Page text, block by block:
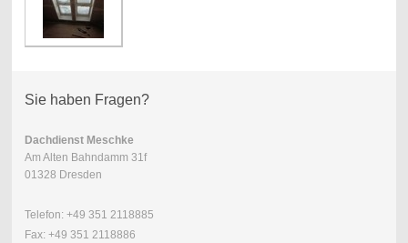
Sie haben Fragen?
Dachdienst Meschke
Am Alten Bahndamm 31f
01328 Dresden
Telefon: +49 351 2118885
Fax: +49 351 2118886